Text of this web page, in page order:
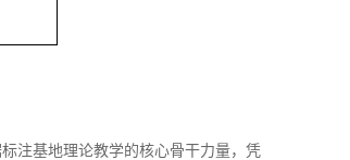
注基地理论教学的核心骨干力量，凭